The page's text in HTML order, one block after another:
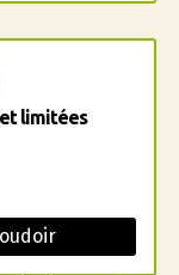
limitées